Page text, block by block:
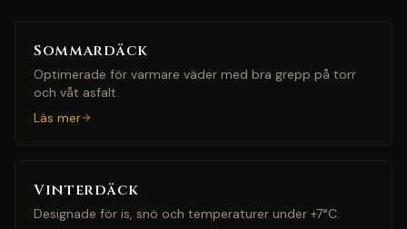
Sommardäck
Optimerade för varmare väder med bra grepp på torr
och våt asfalt.
Läs mer
Vinterdäck
Designade för is, snö och temperaturer under +7°C.